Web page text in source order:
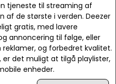
tjeneste til streaming af
af de største i verden. Deezer
gratis, med lavere
annoncering til følge, eller
og forbedret kvalitet.
er det muligt at tilgå playlister,
enheder.